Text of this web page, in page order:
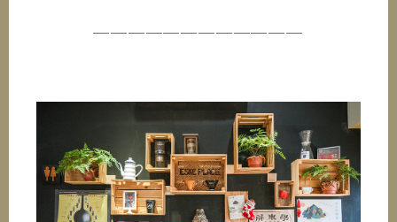
────────────